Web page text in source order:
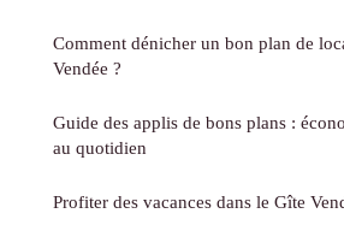
Comment dénicher un bon plan de
Vendée ?
Guide des applis de bons plans :
au quotidien
Profiter des vacances dans le Gîte